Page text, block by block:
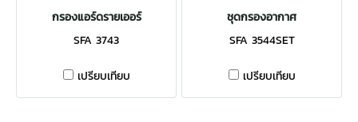
กรองแอร์ดรายเออร์
SFA 3743
เปรียบเทียบ
ชุดกรองอากาศ
SFA 3544SET
เปรียบเทียบ